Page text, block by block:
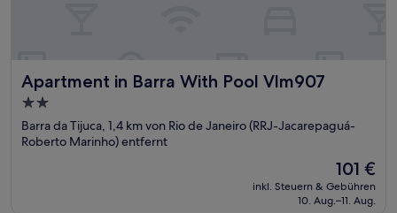
Apartment in Barra With Pool Vlm907
Apartment in Barra With Pool Vlm907
2.0-
Sterne-
Unterkunft
Barra da Tijuca, 1,4 km von Rio de Janeiro (RRJ-Jacarepaguá-
Roberto Marinho) entfernt
Der
Preis
beträgt
101 €
inkl. Steuern & Gebühren
10. Aug.–11. Aug.